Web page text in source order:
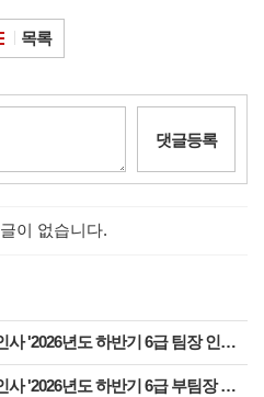
목록
댓글등록
이 없습니다.
년도 하반기 6급 팀장 인사발령 사항'
년도 하반기 6급 부팀장 이하 인사발령 사항'